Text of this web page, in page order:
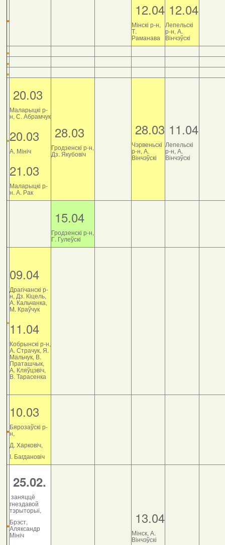
12.04
Мінскі р-н,
Т.
Раманава
12.04
Лепельскі
р-н, А.
Вінчэўскі
20.03
Маларыцкі р-
н, С. Абрамчук
20.03
А. Мініч
21.03
Маларыцкі р-
н. А. Рак
28.03
Гродзенскі р-н,
Дз. Якубовіч
28.03
Чэрвеньскі
р-н, А.
Вінчэўскі
11.04
Лепельскі
р-н, А.
Вінчэўскі
15.04
Гродзенскі р-н,
Г. Гулеўскі
09.04
Драгічанскі р-
н, Дз. Кіцель,
А. Кальчанка,
М. Краўчук
11.04
Кобрынскі р-н,
А. Страчук, Я.
Мальчук, В.
Праташчык,
А. Кляўцэвіч,
В. Тарасенка
10.03
Бярозаўскі р-
н,
Д. Харковіч,
І. Багдановіч
25.02.
заняццё
гнездавой
тэрыторыі,
Брэст,
Аляксандр
Мініч
13.04
Мінск, А.
Вінчэўскі